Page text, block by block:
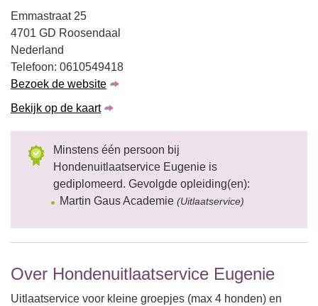
Emmastraat 25
4701 GD Roosendaal
Nederland
Telefoon: 0610549418
Bezoek de website
Bekijk op de kaart
Minstens één persoon bij
Hondenuitlaatservice Eugenie is
gediplomeerd. Gevolgde opleiding(en):
Martin Gaus Academie (Uitlaatservice)
Over Hondenuitlaatservice Eugenie
Uitlaatservice voor kleine groepjes (max 4 honden) en